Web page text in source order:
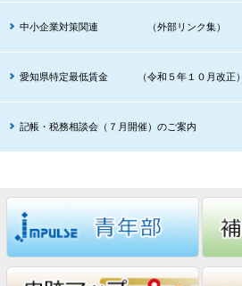
中小企業対策関連 （外部リンク集）
愛知県特定最低賃金 （令和５年１０月改正）
記帳・税務相談会（７月開催）のご案内